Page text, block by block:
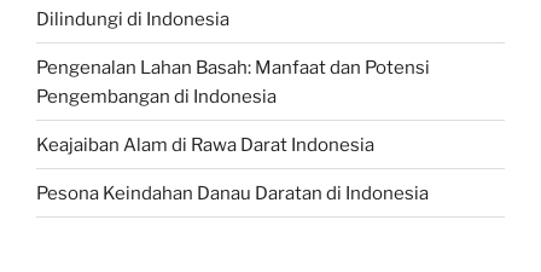
Dilindungi di Indonesia
Pengenalan Lahan Basah: Manfaat dan Potensi
Pengembangan di Indonesia
Keajaiban Alam di Rawa Darat Indonesia
Pesona Keindahan Danau Daratan di Indonesia